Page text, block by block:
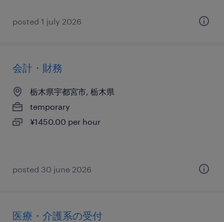
posted 1 july 2026
会計・財務
栃木県宇都宮市, 栃木県
temporary
¥1450.00 per hour
posted 30 june 2026
医療・介護系の受付